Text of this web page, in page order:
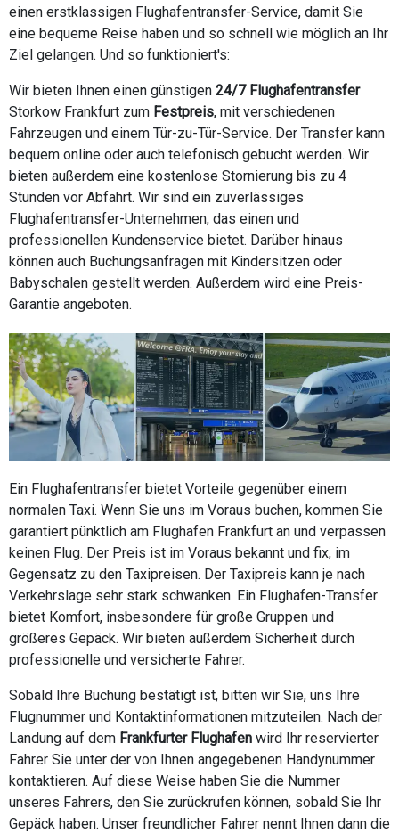
einen erstklassigen Flughafentransfer-Service, damit Sie
eine bequeme Reise haben und so schnell wie möglich an Ihr
Ziel gelangen. Und so funktioniert's:
Wir bieten Ihnen einen günstigen 24/7 Flughafentransfer
Storkow Frankfurt zum Festpreis, mit verschiedenen
Fahrzeugen und einem Tür-zu-Tür-Service. Der Transfer kann
bequem online oder auch telefonisch gebucht werden. Wir
bieten außerdem eine kostenlose Stornierung bis zu 4
Stunden vor Abfahrt. Wir sind ein zuverlässiges
Flughafentransfer-Unternehmen, das einen und
professionellen Kundenservice bietet. Darüber hinaus
können auch Buchungsanfragen mit Kindersitzen oder
Babyschalen gestellt werden. Außerdem wird eine Preis-
Garantie angeboten.
Ein Flughafentransfer bietet Vorteile gegenüber einem
normalen Taxi. Wenn Sie uns im Voraus buchen, kommen Sie
garantiert pünktlich am Flughafen Frankfurt an und verpassen
keinen Flug. Der Preis ist im Voraus bekannt und fix, im
Gegensatz zu den Taxipreisen. Der Taxipreis kann je nach
Verkehrslage sehr stark schwanken. Ein Flughafen-Transfer
bietet Komfort, insbesondere für große Gruppen und
größeres Gepäck. Wir bieten außerdem Sicherheit durch
professionelle und versicherte Fahrer.
Sobald Ihre Buchung bestätigt ist, bitten wir Sie, uns Ihre
Flugnummer und Kontaktinformationen mitzuteilen. Nach der
Landung auf dem Frankfurter Flughafen wird Ihr reservierter
Fahrer Sie unter der von Ihnen angegebenen Handynummer
kontaktieren. Auf diese Weise haben Sie die Nummer
unseres Fahrers, den Sie zurückrufen können, sobald Sie Ihr
Gepäck haben. Unser freundlicher Fahrer nennt Ihnen dann die